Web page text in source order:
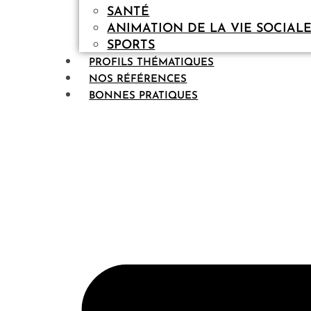
SANTÉ
ANIMATION DE LA VIE
SPORTS
PROFILS THÉMATIQUES
NOS RÉFÉRENCES
BONNES PRATIQUES